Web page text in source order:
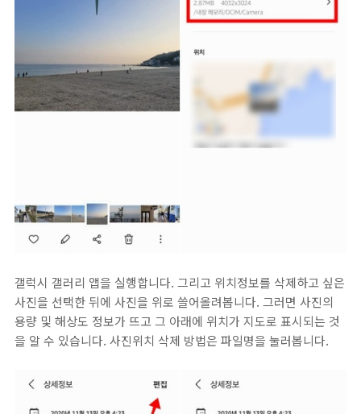
갤럭시 갤러리 앱을 실행합니다. 그리고 위치정보를 삭제하고 싶은
사진을 선택한 뒤에 사진을 위로 쓸어올려봅니다. 그러면 사진의
용량 및 해상도 정보가 뜨고 그 아래에 위치가 지도로 표시되는 것
을 알 수 있습니다. 사진위치 삭제 방법은 파일명을 눌러봅니다.